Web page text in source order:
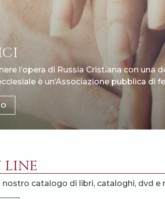
l’opera di Russia Cristiana con una
è un’Associazione pubblica di
LINE
nostro catalogo di libri, cataloghi, dvd e